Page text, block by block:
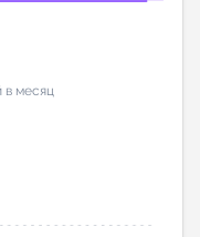
в месяц